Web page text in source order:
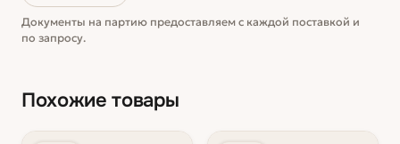
Документы на партию предоставляем с каждой поставкой и
по запросу.
Похожие товары